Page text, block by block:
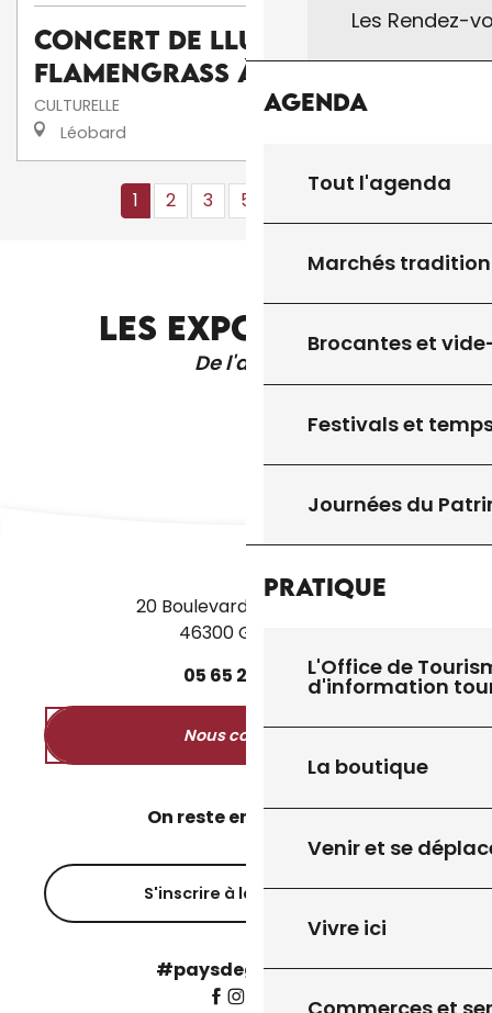
Les Rendez-
Agenda
Tout l'agenda
Marchés
Brocantes et
Festivals et
Journées du
Pratique
L'Office de
d'information
La boutique
Venir et se
Vivre ici
Concert de Lluís Gómez's
FlamenGrass à La Scénette
CULTURELLE
Léobard
1 2 3 5+ ❯
LES EXPOSITIONS
De l'année
27
AOÛT
EXPOSITION "VOYAGE INTEMPOREL"
20 Boulevard des Martyrs
46300 Gourdon
05 65 27 50
Nous contacter
On reste en contact ?
S'inscrire à la newsletter
#paysdegourdon !